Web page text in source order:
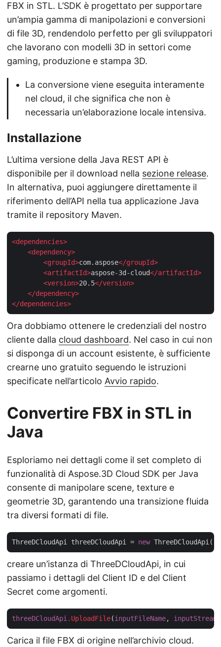
FBX in STL. L’SDK è progettato per supportare
un’ampia gamma di manipolazioni e conversioni
di file 3D, rendendolo perfetto per gli sviluppatori
che lavorano con modelli 3D in settori come
gaming, produzione e stampa 3D.
La conversione viene eseguita interamente
nel cloud, il che significa che non è
necessaria un’elaborazione locale intensiva.
Installazione
L’ultima versione della Java REST API è
disponibile per il download nella sezione release.
In alternativa, puoi aggiungere direttamente il
riferimento dell’API nella tua applicazione Java
tramite il repository Maven.
<dependencies>
<dependency>
<groupId>com.aspose</groupId>
<artifactId>aspose-3d-cloud</artifactId>
<version>20.5</version>
</dependency>
</dependencies>
Ora dobbiamo ottenere le credenziali del nostro
cliente dalla cloud dashboard. Nel caso in cui non
si disponga di un account esistente, è sufficiente
crearne uno gratuito seguendo le istruzioni
specificate nell’articolo Avvio rapido.
Convertire FBX in STL in
Java
Esploriamo nei dettagli come il set completo di
funzionalità di Aspose.3D Cloud SDK per Java
consente di manipolare scene, texture e
geometrie 3D, garantendo una transizione fluida
tra diversi formati di file.
ThreeDCloudApi threeDCloudApi = new ThreeDCloudApi(
creare un’istanza di ThreeDCloudApi, in cui
passiamo i dettagli del Client ID e del Client
Secret come argomenti.
threeDCloudApi .UploadFile(inputFileName, inputStream
Carica il file FBX di origine nell’archivio cloud.